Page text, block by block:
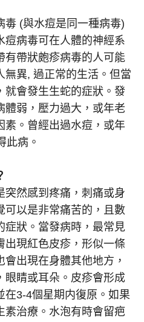
毒 (與水痘是同一種病毒)
痘病毒可在人體的神經系
有帶狀皰疹病毒的人可能
無異, 過正常的生活。但當
就會發生生蛇的症狀。發
體弱，壓力過大，或年老
素。曾經出過水痘，或年
此病。
突然感到疼痛，刺痛或身
可以是非常痛苦的，且數
症狀。當發病時，最常見
出現紅色皮疹，形似一條
出現在身體其他地方，
眼睛或耳朵。皮疹會形成
在3-4個星期内復原。如果
素治療。水泡有時會留疤